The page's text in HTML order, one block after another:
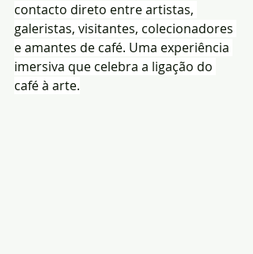
contacto direto entre artistas,
galeristas, visitantes, colecionadores
e amantes de café. Uma experiência
imersiva que celebra a ligação do
café à arte.